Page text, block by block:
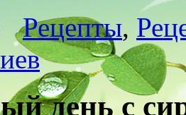
Рецепты,
день с